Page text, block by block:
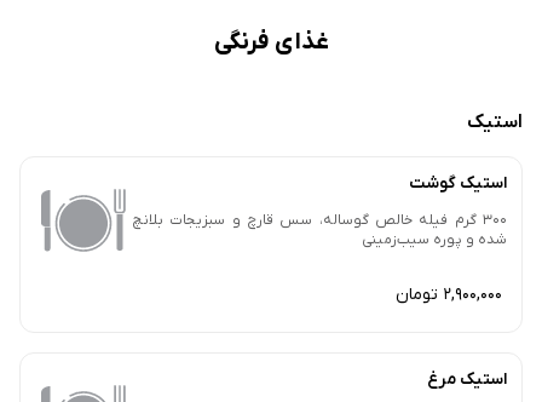
غذای فرنگی
استیک
استیک گوشت
300 گرم فیله خالص گوساله، سس قارچ و سبزیجات بلانچ
شده و پوره سیب‌زمینی
2,900,000 تومان
استیک مرغ